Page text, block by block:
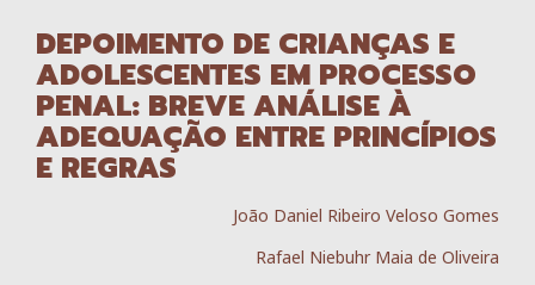
DEPOIMENTO DE CRIANÇAS E
ADOLESCENTES EM PROCESSO
PENAL: BREVE ANÁLISE À
ADEQUAÇÃO ENTRE PRINCÍPIOS
E REGRAS
João Daniel Ribeiro Veloso Gomes
Rafael Niebuhr Maia de Oliveira